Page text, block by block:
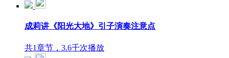
成莉讲《阳光大地》引子演奏注意点
共1章节，3.6千次播放